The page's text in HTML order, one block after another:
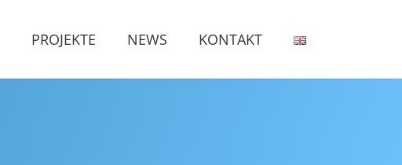
PROJEKTE NEWS KONTAKT